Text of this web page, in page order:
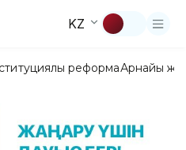
KZ
реформаАрнайы